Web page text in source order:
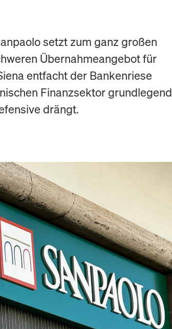
setzt zum ganz großen
Übernahmeangebot für
entfacht der Bankenriese
Finanzsektor grundlegend
drängt.